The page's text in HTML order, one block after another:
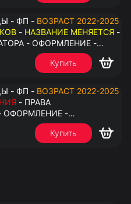
- ФП - ВОЗРАСТ 2022-2025
- НАЗВАНИЕ МЕНЯЕТСЯ -
- ОФОРМЛЕНИЕ -
- ПОД ВСЕ ГЕО
Купить
- ФП - ВОЗРАСТ 2022-2025
- ПРАВА
ОФОРМЛЕНИЕ -
- ПОД ВСЕ ГЕО
Купить